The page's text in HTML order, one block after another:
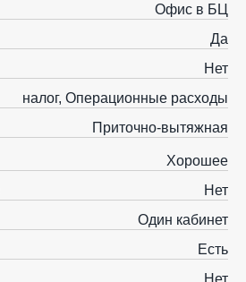
Офис в БЦ
Да
Нет
налог, Операционные расходы
Приточно-вытяжная
Хорошее
Нет
Один кабинет
Есть
Нет